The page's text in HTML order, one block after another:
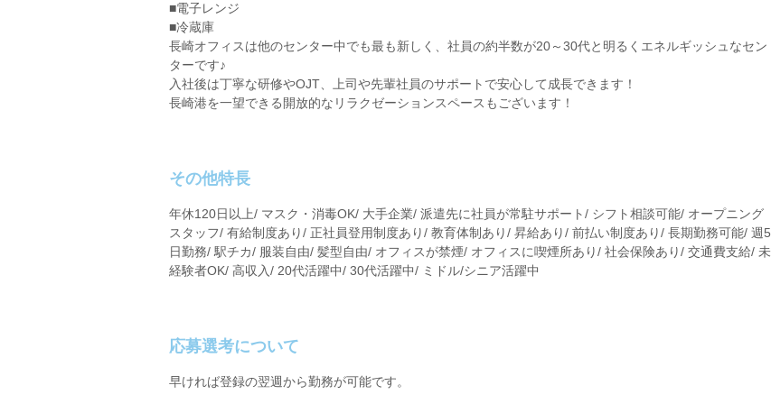
■電子レンジ
■冷蔵庫
長崎オフィスは他のセンター中でも最も新しく、社員の約半数が20～30代と明るくエネルギッシュなセン
ターです♪
入社後は丁寧な研修やOJT、上司や先輩社員のサポートで安心して成長できます！
長崎港を一望できる開放的なリラクゼーションスペースもございます！
その他特長
年休120日以上/ マスク・消毒OK/ 大手企業/ 派遣先に社員が常駐サポート/ シフト相談可能/ オープニング
スタッフ/ 有給制度あり/ 正社員登用制度あり/ 教育体制あり/ 昇給あり/ 前払い制度あり/ 長期勤務可能/ 週5
日勤務/ 駅チカ/ 服装自由/ 髪型自由/ オフィスが禁煙/ オフィスに喫煙所あり/ 社会保険あり/ 交通費支給/ 未
経験者OK/ 高収入/ 20代活躍中/ 30代活躍中/ ミドル/シニア活躍中
応募選考について
早ければ登録の翌週から勤務が可能です。